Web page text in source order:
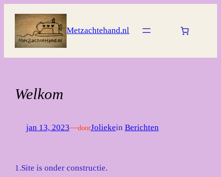
naar
inhoud
Metzachtehand.nl
Welkom
jan 13, 2023—doorJoliekein Berichten
1.Site is onder constructie.